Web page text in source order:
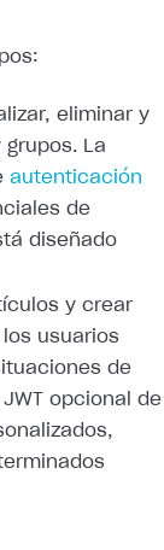
eliminar y
La
autenticación
de
diseñado
y crear
usuarios
de
opcional de